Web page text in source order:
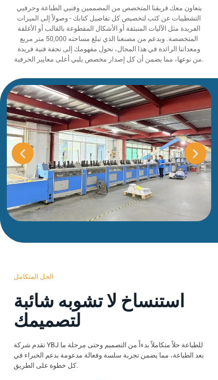
يتعاون معك فريقنا المتخصص من المصممين وفنيي الطباعة وحرفيي
التشطيبات عن كثب لتخصيص كل تفاصيل كتابك - وصولاً إلى الميزات
الفريدة مثل الآليات المنبثقة أو الأشكال المقطوعة بالقالب أو الأغلفة
المتخصصة. وبدعم من مصنعنا الذي تبلغ مساحته 50,000 متر مربع
ومعداتنا الرائدة في هذا المجال، نحول مفهومك إلى تحفة فنية فريدة
من نوعها، مما يضمن أن كل إصدار مخصص يلبي أعلى معايير الحرفية.
الحل المتكامل
استنساخ لا تشوبه شائبة
لتصميمك
تقدم شركة YBJ للطباعة حلاً متكاملاً بدءاً من التصميم وحتى مرحلة ما
بعد الطباعة، مما يضمن تجربة سلسة وفعالة مدعومة بدعم الخبراء في
كل خطوة على الطريق.